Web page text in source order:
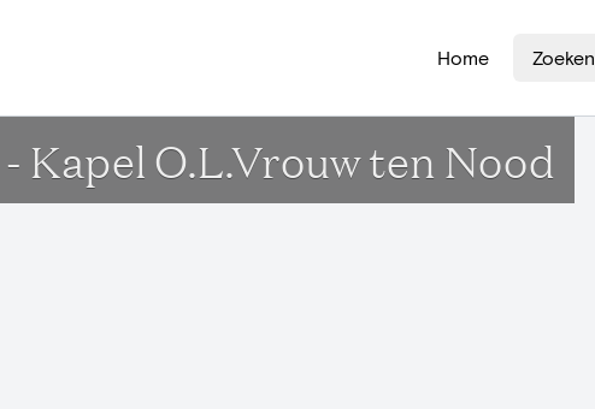
Home Zoeken
Kapel O.L.Vrouw ten Nood